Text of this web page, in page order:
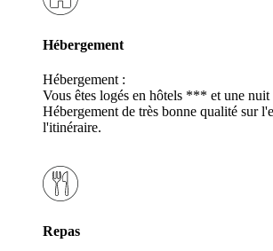
Hébergement
Hébergement :
Vous êtes logés en hôtels *** et une nuit
Hébergement de très bonne qualité sur
l'itinéraire.
Repas